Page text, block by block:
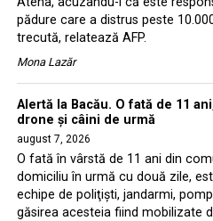
pădure care a distrus peste
trecută, relatează AFP.
Mona Lazăr
Alertă la Bacău. O fată de 11
drone şi câini de urmă
august 7, 2026
O fată în vârstă de 11 ani din
domiciliu în urmă cu două zile,
echipe de poliţişti, jandarmi,
găsirea acesteia fiind mobilizate